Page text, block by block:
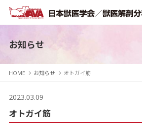
お知らせ
HOME お知らせ オトガイ筋
2023.03.09
オトガイ筋